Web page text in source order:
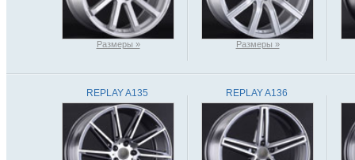
Размеры » Размеры »
REPLAY A135 REPLAY A136